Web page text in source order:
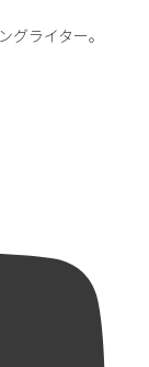
ライター。